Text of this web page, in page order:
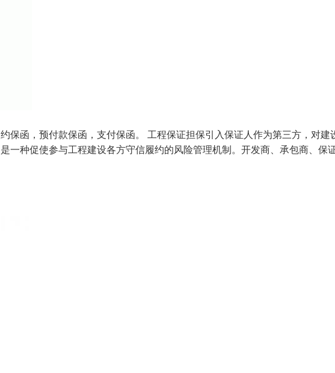
保函，预付款保函，支付保函。 工程保证担保引入保证人作为第三方，对建
一种促使参与工程建设各方守信履约的风险管理机制。开发商、承包商、保